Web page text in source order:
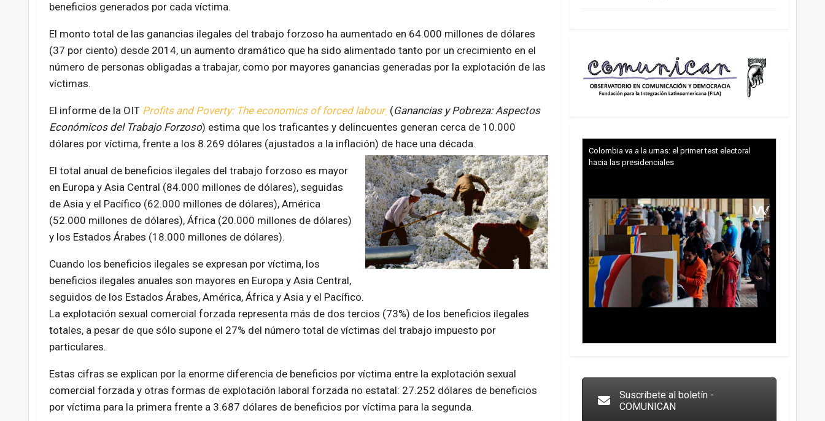
beneficios generados por cada víctima.
El monto total de las ganancias ilegales del trabajo forzoso ha aumentado en 64.000 millones de dólares
(37 por ciento) desde 2014, un aumento dramático que ha sido alimentado tanto por un crecimiento en el
número de personas obligadas a trabajar, como por mayores ganancias generadas por la explotación de las
víctimas.
El informe de la OIT Profits and Poverty: The economics of forced labour (Ganancias y Pobreza: Aspectos
Económicos del Trabajo Forzoso) estima que los traficantes y delincuentes generan cerca de 10.000
dólares por víctima, frente a los 8.269 dólares (ajustados a la inflación) de hace una década.
El total anual de beneficios ilegales del trabajo forzoso es mayor
en Europa y Asia Central (84.000 millones de dólares), seguidas
de Asia y el Pacífico (62.000 millones de dólares), América
(52.000 millones de dólares), África (20.000 millones de dólares)
y los Estados Árabes (18.000 millones de dólares).
Cuando los beneficios ilegales se expresan por víctima, los
beneficios ilegales anuales son mayores en Europa y Asia Central,
seguidos de los Estados Árabes, América, África y Asia y el Pacífico.
La explotación sexual comercial forzada representa más de dos tercios (73%) de los beneficios ilegales
totales, a pesar de que sólo supone el 27% del número total de víctimas del trabajo impuesto por
particulares.
Estas cifras se explican por la enorme diferencia de beneficios por víctima entre la explotación sexual
comercial forzada y otras formas de explotación laboral forzada no estatal: 27.252 dólares de beneficios
por víctima para la primera frente a 3.687 dólares de beneficios por víctima para la segunda.
Colombia va a la urnas: el primer test electoral
hacia las presidenciales
Suscribete al boletín -
COMUNICAN